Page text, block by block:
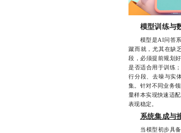
模型训练与
模型是AI问答系
蹴而就，尤其在缺
段，必须提前规划
是否适合用于训练
行分段、去噪与实
集。针对不同业务
量样本实现快速适
表现稳定。
系统集成与
当模型初步具备